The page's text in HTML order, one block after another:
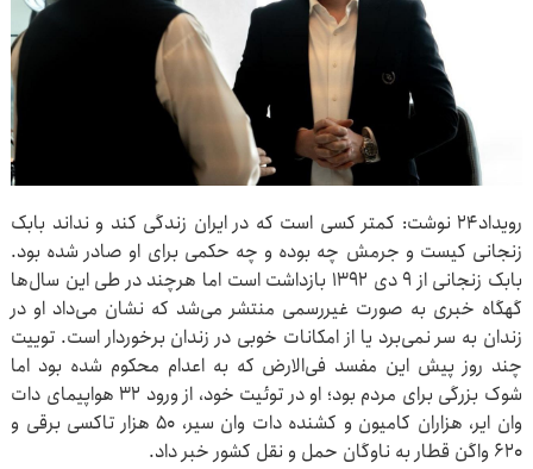
رویداد۲۴ نوشت: کمتر کسی است که در ایران زندگی کند و نداند بابک
زنجانی کیست و جرمش چه بوده و چه حکمی برای او صادر شده بود.
بابک زنجانی از ۹ دی ۱۳۹۲ بازداشت است اما هرچند در طی این سال‌ها
گهگاه خبری به صورت غیررسمی منتشر می‌شد که نشان می‌داد او در
زندان به سر نمی‌برد یا از امکانات خوبی در زندان برخوردار است. توییت
چند روز پیش این مفسد فی‌الارض که به اعدام محکوم شده بود اما
شوک بزرگی برای مردم بود؛ او در توئیت خود، از ورود ۳۲ هواپیمای دات
وان ایر، هزاران کامیون و کشنده دات وان سیر، ۵۰ هزار تاکسی برقی و
۶۲۰ واگن قطار به ناوگان حمل و نقل کشور خبر داد.